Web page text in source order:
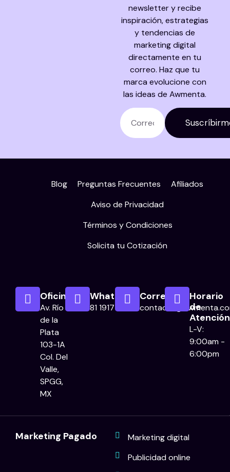
newsletter y recibe
inspiración, estrategias
y tendencias de
marketing digital
directamente en tu
correo. Haz que tu
marca evolucione con
las ideas de Awmenta.
Blog Preguntas Frecuentes
Afiliados
Aviso de Privacidad
Términos y Condiciones
Solicita tu Cotización
Oficina
Av. Río
de la
Plata
103-1A
Col. Del
Valle,
SPGG,
MX
WhatsApp
81 1917 0029
Correo
Horario
de
Atención
L-V:
9:00am -
6:00pm
Marketing Pagado
Marketing digital
Publicidad online